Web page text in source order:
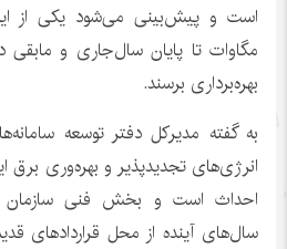
مگاوات تا پایان سال‌جاری و مابقی
بهره‌برداری برسند.
به گفته مدیرکل دفتر توسعه
انرژی‌هایتجدیدپذیر و بهره‌وری برق
احداث است و بخش فنی سازمان